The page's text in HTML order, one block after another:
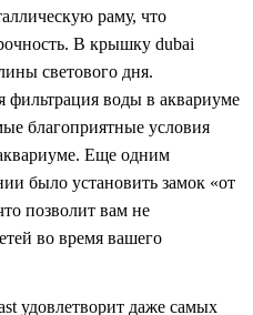
раму, что
В крышку dubai
светового дня.
фильтрация воды в аквариуме
благоприятные условия
Еще одним
было установить замок «от
позволит вам не
во время вашего
удовлетворит даже самых